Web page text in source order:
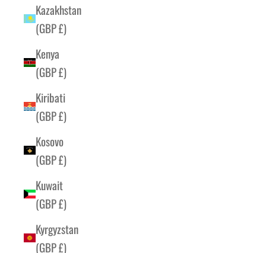
Kazakhstan
(GBP £)
Kenya
(GBP £)
Kiribati
(GBP £)
Kosovo
(GBP £)
Kuwait
(GBP £)
Kyrgyzstan
(GBP £)